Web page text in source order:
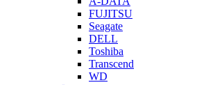
FUJITSU
Seagate
DELL
Toshiba
Transcend
WD